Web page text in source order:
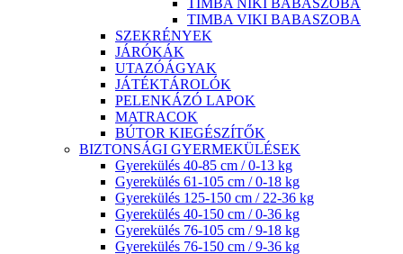
TIMBA NIKI BABASZOBA
TIMBA VIKI BABASZOBA
SZEKRÉNYEK
JÁRÓKÁK
UTAZÓÁGYAK
JÁTÉKTÁROLÓK
PELENKÁZÓ LAPOK
MATRACOK
BÚTOR KIEGÉSZÍTŐK
BIZTONSÁGI GYERMEKÜLÉSEK
Gyerekülés 40-85 cm / 0-13 kg
Gyerekülés 61-105 cm / 0-18 kg
Gyerekülés 125-150 cm / 22-36 kg
Gyerekülés 40-150 cm / 0-36 kg
Gyerekülés 76-105 cm / 9-18 kg
Gyerekülés 76-150 cm / 9-36 kg